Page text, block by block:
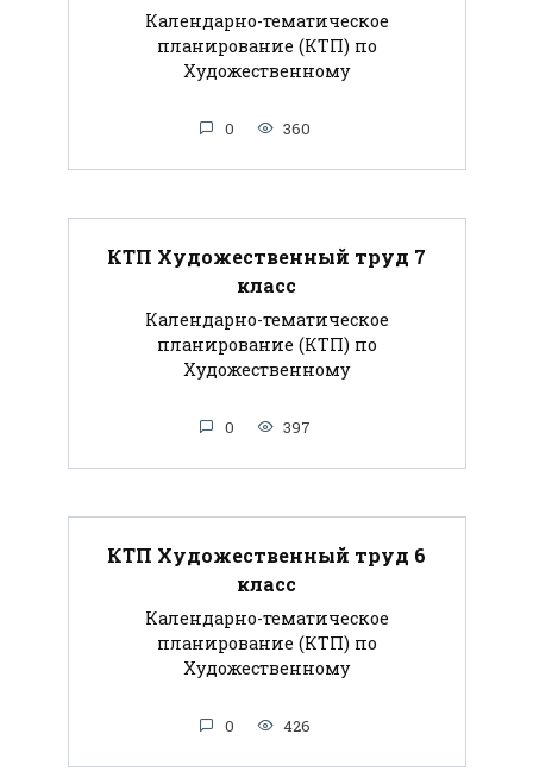
Календарно-тематическое
планирование (КТП) по
Художественному
0 360
КТП Художественный труд 7
класс
Календарно-тематическое
планирование (КТП) по
Художественному
0 397
КТП Художественный труд 6
класс
Календарно-тематическое
планирование (КТП) по
Художественному
0 426